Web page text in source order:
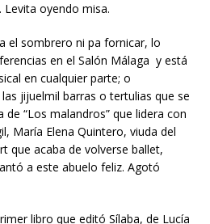
oyendo misa.
el sombrero ni pa fornicar, lo
en el Salón Málaga y está
en cualquier parte; o
jijuelmil barras o tertulias que se
de “Los malandros” que lidera con
María Elena Quintero, viuda del
que acaba de volverse ballet,
a este abuelo feliz. Agotó
libro que editó Sílaba, de Lucía